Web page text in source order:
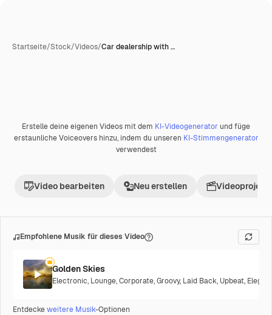
Startseite/Stock/Videos/Car dealership with …
Premium
Erstelle deine eigenen Videos mit dem KI-Videogenerator und füge
erstaunliche Voiceovers hinzu, indem du unseren KI-Stimmengenerator
verwendest
Video bearbeiten Neu erstellen Videoprojekt
Empfohlene Musik für dieses Video
Golden Skies
Electronic, Lounge,Corporate,Groovy, Laid Back, Upbeat,
Entdeckeweitere Musik-Optionen